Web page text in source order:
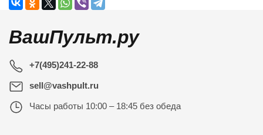
ВашПульт.ру
+7(495)241-22-88
sell@vashpult.ru
Часы работы 10:00 – 18:45 без обеда